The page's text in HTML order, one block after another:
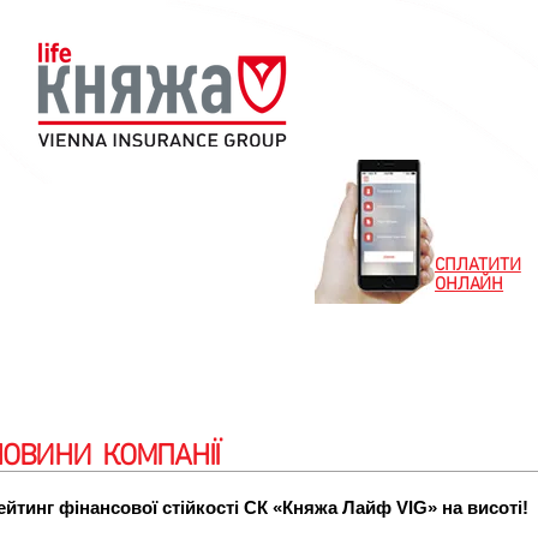
КОМПАНІЇ
фінансової стійкості СК «Княжа Лайф VIG» на висоті!
СПЛАТИТИ
ОНЛАЙН